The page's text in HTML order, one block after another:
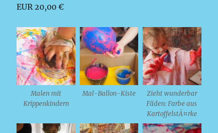
EUR 20,00 €
Malen mit
Krippenkindern
Mal-Ballon-Kiste
Zieht wunderbar
Fäden: Farbe aus
KartoffelstÃ¤rke